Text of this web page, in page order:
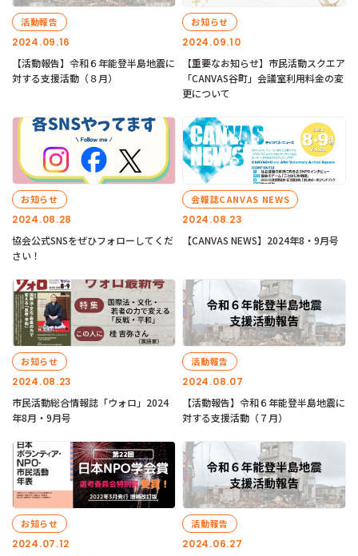
2024.09.16
活動報告
【活動報告】令和６年能登半島地震に
対する支援活動（８月）
2024.09.10
お知らせ
【重要なお知らせ】市民活動スクエア
「CANVAS谷町」会議室利用料金の変
更について
2024.08.28
お知らせ
協会公式SNSをぜひフォローしてくだ
さい！
2024.08.23
会報誌CANVAS NEWS
【CANVAS NEWS】2024年8・9月号
2024.08.23
お知らせ
市民活動総合情報誌「ウォロ」2024
年8月・9月号
2024.08.07
活動報告
【活動報告】令和６年能登半島地震に
対する支援活動（７月）
2024.07.12
お知らせ
2024.06.27
活動報告